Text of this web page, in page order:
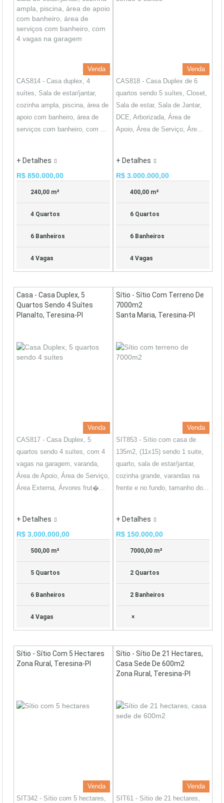
Venda
CAS814 - Casa duplex, 4
suítes, Sala de estar/jantar,
cozinha ampla, piscina, área de
apoio com banheiro, área de
serviços com banheiro, com ...
+ Detalhes
R$ 850.000,00
240,00 m²
4 Quartos
6 Banheiros
4 Vagas
Venda
CAS818 - Casa Duplex de 6
quartos sendo 5 suítes, Closet,
Sala de estar, Sala de Jantar,
DCE, Arborizada, Área de
Apoio, Área de Serviço, Áre...
+ Detalhes
R$ 3.000.000,00
400,00 m²
6 Quartos
6 Banheiros
4 Vagas
Casa - Casa Duplex, 5
Quartos Sendo 4 Suítes
Planalto, Teresina-PI
Venda
CAS817 - Casa Duplex, 5
quartos sendo 4 suítes, com 4
vagas na garagem, varanda,
Área de Apoio, Área de Serviço,
Área Externa, Árvores frut�...
+ Detalhes
R$ 3.000.000,00
500,00 m²
5 Quartos
6 Banheiros
4 Vagas
Sítio - Sítio Com Terreno De
7000m2
Santa Maria, Teresina-PI
Venda
SIT853 - Sítio com casa de
135m2, (11x15) sendo 1 suite,
quarto, sala de estar/jantar,
cozinha grande, varandas na
frente e no fundo, tamanho do...
+ Detalhes
R$ 150.000,00
7000,00 m²
2 Quartos
2 Banheiros
×
Sítio - Sítio Com 5 Hectares
Zona Rural, Teresina-PI
Venda
SIT342 - Sítio com 5 hectares,
Sítio - Sítio De 21 Hectares,
Casa Sede De 600m2
Zona Rural, Teresina-PI
Venda
SIT61 - Sítio de 21 hectares,